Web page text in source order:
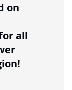
on
all